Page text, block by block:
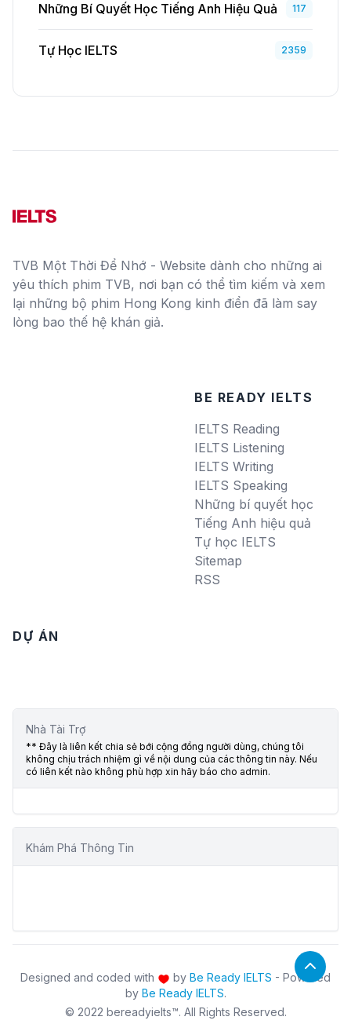
Những Bí Quyết Học Tiếng Anh Hiệu Quả 117
Tự Học IELTS 2359
TVB Một Thời Để Nhớ - Website dành cho những ai
yêu thích phim TVB, nơi bạn có thể tìm kiếm và xem
lại những bộ phim Hong Kong kinh điển đã làm say
lòng bao thế hệ khán giả.
BE READY IELTS
IELTS Reading
IELTS Listening
IELTS Writing
IELTS Speaking
Những bí quyết học
Tiếng Anh hiệu quả
Tự học IELTS
Sitemap
RSS
DỰ ÁN
Nhà Tài Trợ
** Đây là liên kết chia sẻ bới cộng đồng người dùng, chúng tôi
không chịu trách nhiệm gì về nội dung của các thông tin này. Nếu
có liên kết nào không phù hợp xin hãy báo cho admin.
Khám Phá Thông Tin
Designed and coded with by Be Ready IELTS - Powered
by Be Ready IELTS.
© 2022 bereadyielts™. All Rights Reserved.